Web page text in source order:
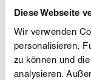
Diese Webseite
Wir verwenden
personalisieren,
zu können und
analysieren.